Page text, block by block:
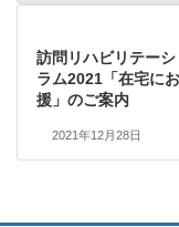
訪問リハビリテー
ラム2021「在宅に
援」のご案内
2021年12月28日